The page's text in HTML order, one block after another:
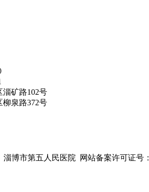
矿路102号
泉路372号
博市第五人民医院 网站备案许可证号：